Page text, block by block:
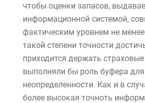
чтобы оценки запасов,
информационной системой,
фактическим уровнем не
такой степени точности
приходится держать
выполняли бы роль буфера
неопределенности. Как и в
более высокая точноть